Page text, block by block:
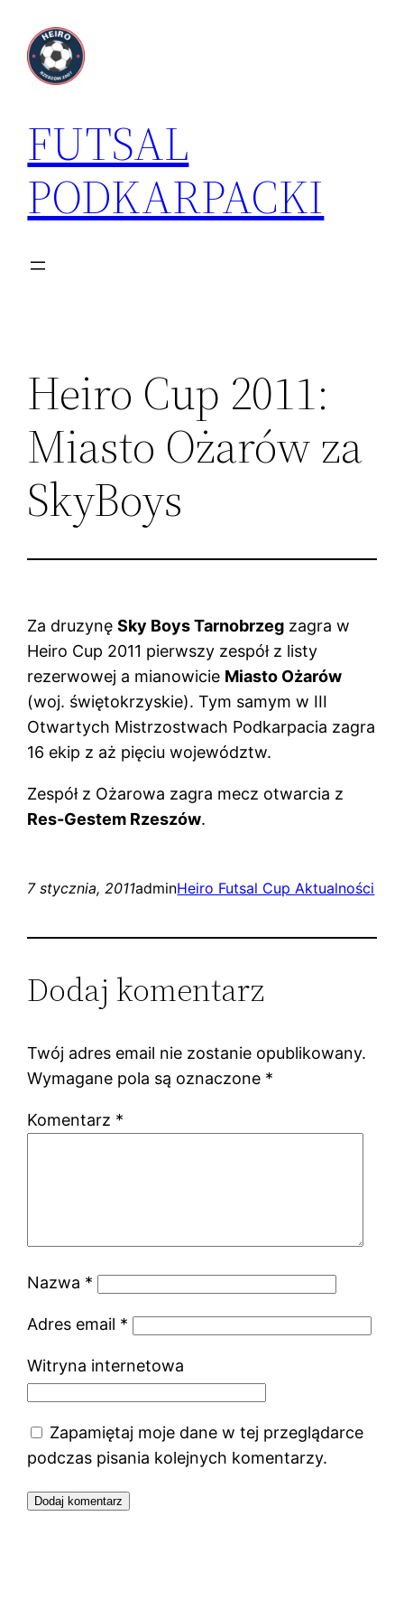
treści
FUTSAL
PODKARPACKI
Heiro Cup 2011:
Miasto Ożarów za
SkyBoys
Za druzynęSky Boys Tarnobrzeg zagra w
Heiro Cup 2011 pierwszy zespół z listy
rezerwowej a mianowicie Miasto Ożarów
(woj. świętokrzyskie). Tym samym w III
Otwartych Mistrzostwach Podkarpacia zagra
16 ekip z aż pięciu województw.
Zespół z Ożarowa zagra mecz otwarcia z
Res-Gestem Rzeszów.
7 stycznia, 2011adminHeiro Futsal Cup Aktualności
Dodaj komentarz
Twój adres email nie zostanie opublikowany.
Wymagane pola są oznaczone *
Komentarz *
Nazwa *
Adres email *
Witryna internetowa
Zapamiętaj moje dane w tej przeglądarce
podczas pisania kolejnych komentarzy.